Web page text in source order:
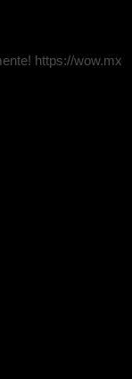
https://wow.mx